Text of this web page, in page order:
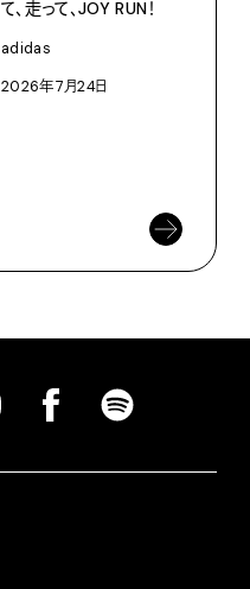
て、走って、JOY RUN！
adidas
2026年7月24日